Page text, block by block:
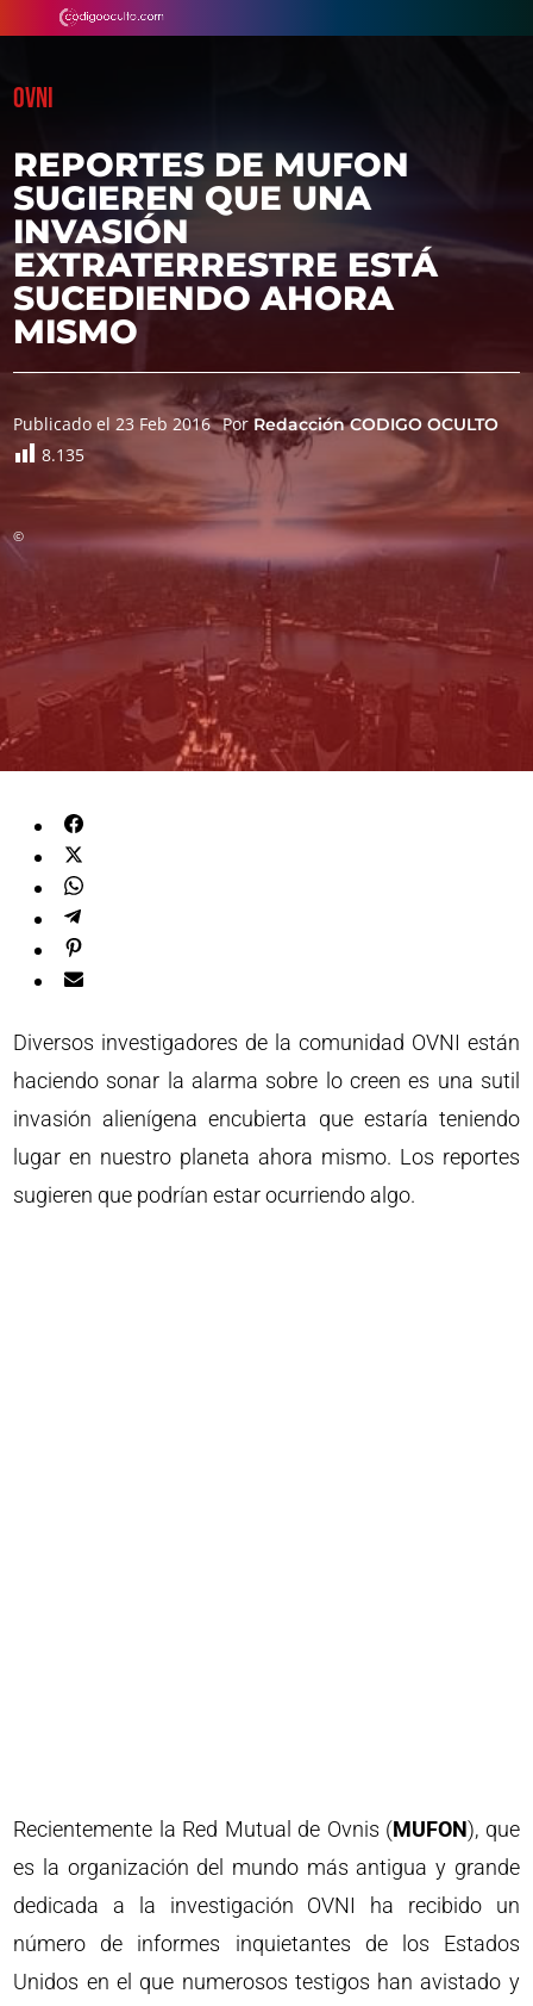
OVNI
REPORTES DE MUFON
SUGIEREN QUE UNA
INVASIÓN
EXTRATERRESTRE ESTÁ
SUCEDIENDO AHORA
MISMO
Publicado el 23 Feb 2016 PorRedacción CODIGO OCULTO
8.135
©
Diversos investigadores de la comunidad OVNI están
haciendo sonar la alarma sobre lo creen es una sutil
invasión alienígena encubierta que estaría teniendo
lugar en nuestro planeta ahora mismo. Los reportes
sugieren que podrían estar ocurriendo algo.
Recientemente la Red Mutual de Ovnis (MUFON), que
es la organización del mundo más antigua y grande
dedicada a la investigación OVNI ha recibido un
número de informes inquietantes de los Estados
Unidos en el que numerosos testigos han avistado y